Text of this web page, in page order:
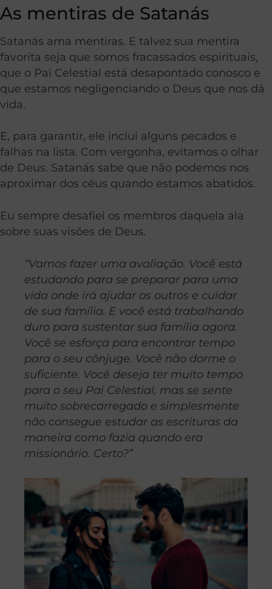
As mentiras de Satanás
Satanás ama mentiras. E talvez sua mentira
favorita seja que somos fracassados ​​espirituais,
que o Pai Celestial está desapontado conosco e
que estamos negligenciando o Deus que nos dá
vida.
E, para garantir, ele inclui alguns pecados e
falhas na lista. Com vergonha, evitamos o olhar
de Deus. Satanás sabe que não podemos nos
aproximar dos céus quando estamos abatidos.
Eu sempre desafiei os membros daquela ala
sobre suas visões de Deus.
“Vamos fazer uma avaliação. Você está
estudando para se preparar para uma
vida onde irá ajudar os outros e cuidar
de sua família. E você está trabalhando
duro para sustentar sua família agora.
Você se esforça para encontrar tempo
para o seu cônjuge. Você não dorme o
suficiente. Você deseja ter muito tempo
para o seu Pai Celestial, mas se sente
muito sobrecarregado e simplesmente
não consegue estudar as escrituras da
maneira como fazia quando era
missionário. Certo?”